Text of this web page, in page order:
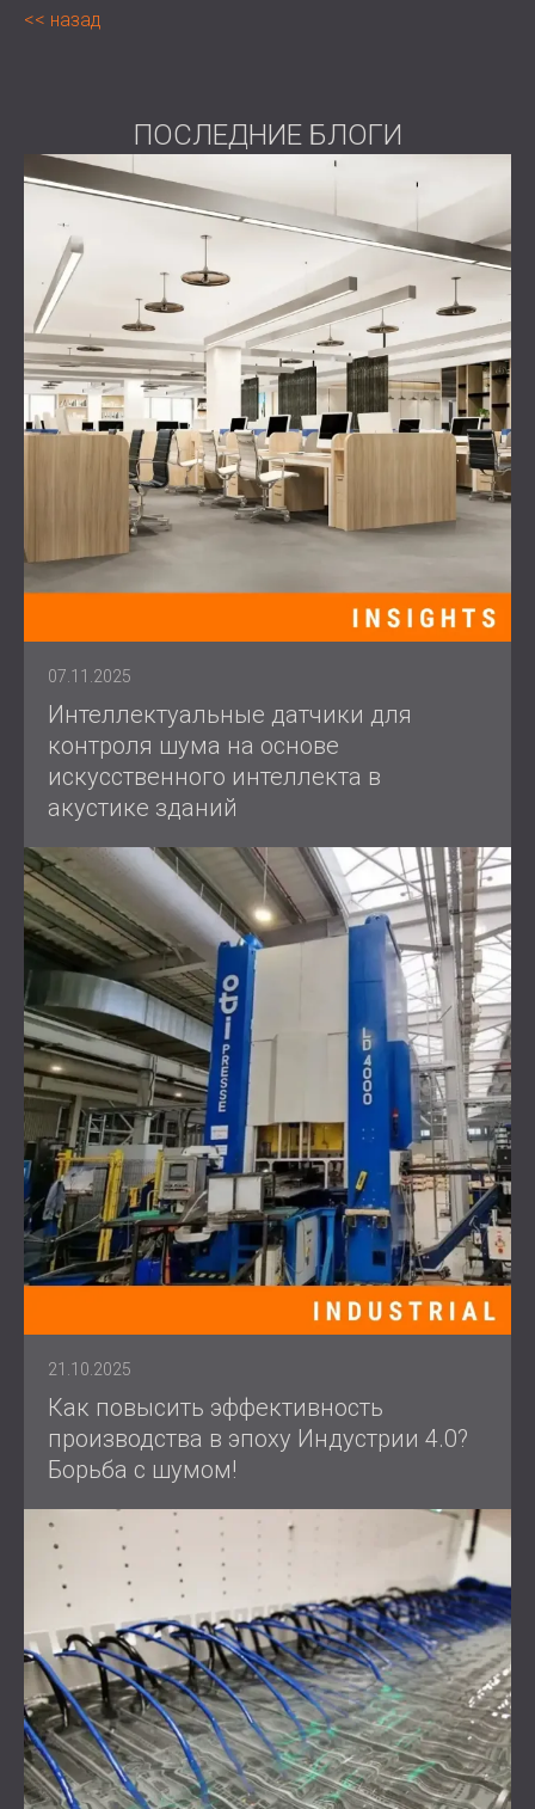
назад
ПОСЛЕДНИЕ БЛОГИ
07.11.2025
Интеллектуальные датчики для
контроля шума на основе
искусственного интеллекта в
акустике зданий
21.10.2025
Как повысить эффективность
производства в эпоху Индустрии 4.0?
Борьба с шумом!